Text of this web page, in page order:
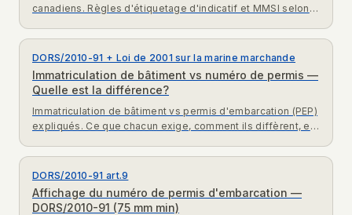
canadiens. Règles d'étiquetage d'indicatif et MMSI selon
DORS/2010-91 + Loi de 2001 sur la marine marchande
Immatriculation de bâtiment vs numéro de permis —
Quelle est la différence?
Immatriculation de bâtiment vs permis d'embarcation (PEP)
expliqués. Ce que chacun exige, comment ils diffèrent, et
DORS/2010-91 art.9
Affichage du numéro de permis d'embarcation —
DORS/2010-91 (75 mm min)